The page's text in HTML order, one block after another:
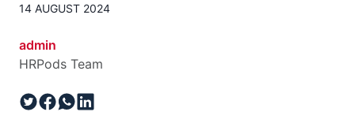
14 AUGUST 2024
admin
HRPods Team